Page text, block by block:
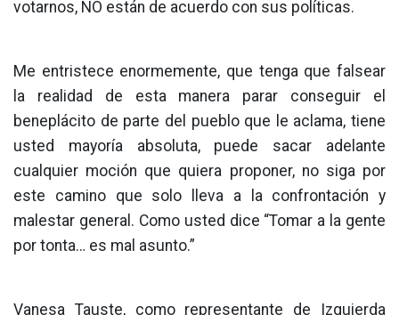
votarnos, NO están de acuerdo con sus políticas.
Me entristece enormemente, que tenga que falsear
la realidad de esta manera parar conseguir el
beneplácito de parte del pueblo que le aclama, tiene
usted mayoría absoluta, puede sacar adelante
cualquier moción que quiera proponer, no siga por
este camino que solo lleva a la confrontación y
malestar general. Como usted dice “Tomar a la gente
por tonta… es mal asunto.”
Vanesa Tauste, como representante de Izquierda